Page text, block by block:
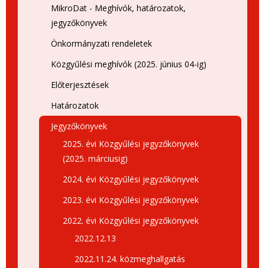
MikroDat - Meghívók, határozatok,
jegyzőkönyvek
Önkormányzati rendeletek
Közgyűlési meghívók (2025. június 04-ig)
Előterjesztések
Határozatok
Jegyzőkönyvek
2025. évi Közgyűlési jegyzőkönyvek
(2025. márciusig)
2024. évi Közgyűlési jegyzőkönyvek
2023. évi Közgyűlési jegyzőkönyvek
2022. évi Közgyűlési jegyzőkönyvek
2022.12.13
2022.11.24. közmeghallgatás